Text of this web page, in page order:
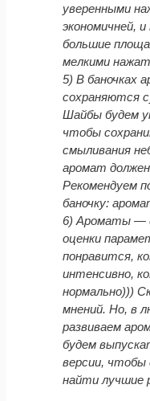
уверенными
экономичней,
большие
мелкими
5) В баночках
сохраняются
Шайбы будем
чтобы
смыливания
аромат
Рекомендуем
баночку:
6) Ароматы —
оценки
понравится,
интенсивно,
нормально)))
мнений. Но, в
развиваем
будем
версии, чтобы
найти лучшие